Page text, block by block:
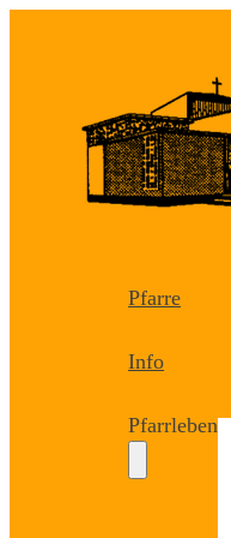
Pfarre
Info
Pfarrleben